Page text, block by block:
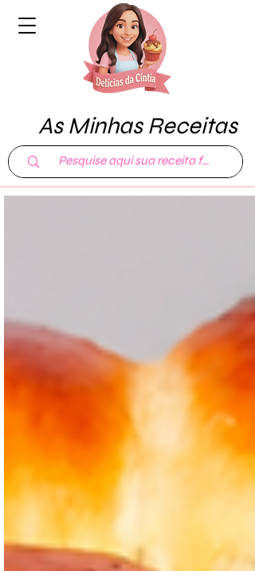
As Minhas Receitas